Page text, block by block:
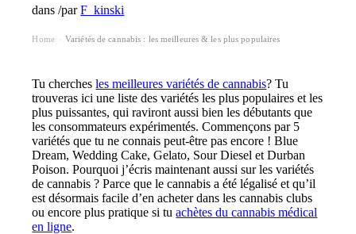
dans/parF_kinski
Home Variétés de cannabis : les meilleures & les plus populaires
Tu cherchesles meilleures variétés de cannabis? Tu
trouveras ici une liste des variétés les plus populaires et les
plus puissantes, qui raviront aussi bien les débutants que
les consommateurs expérimentés. Commençons par 5
variétés que tu ne connais peut-être pas encore ! Blue
Dream, Wedding Cake, Gelato, Sour Diesel et Durban
Poison. Pourquoi j’écris maintenant aussi sur les variétés
de cannabis ? Parce que le cannabis a été légalisé et qu’il
est désormais facile d’en acheter dans les cannabis clubs
ou encore plus pratique si tuachètes du cannabis médical
en ligne.